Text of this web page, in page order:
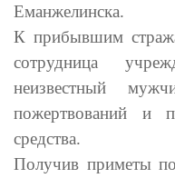
Еманжелинска.
К прибывшим
сотрудница
неизвестный
пожертвований и
средства.
Получив приметы